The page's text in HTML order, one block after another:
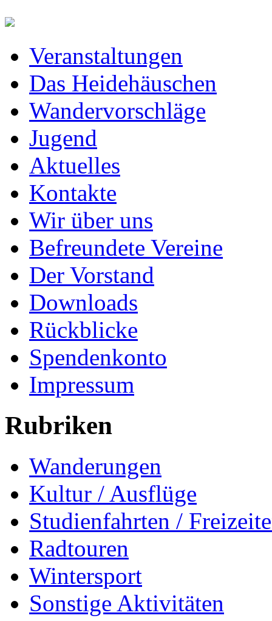
Veranstaltungen
Das Heidehäuschen
Wandervorschläge
Jugend
Aktuelles
Kontakte
Wir über uns
Befreundete Vereine
Der Vorstand
Downloads
Rückblicke
Spendenkonto
Impressum
Rubriken
Wanderungen
Kultur / Ausflüge
Studienfahrten /
Radtouren
Wintersport
Sonstige Aktivitäten